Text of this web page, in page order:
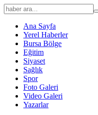
Ana Sayfa
Yerel Haberler
Bursa Bölge
Eğitim
Siyaset
Sağlık
Spor
Foto Galeri
Video Galeri
Yazarlar